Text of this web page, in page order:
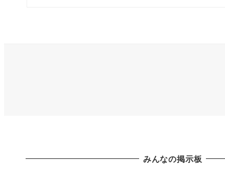
みんなの掲示板